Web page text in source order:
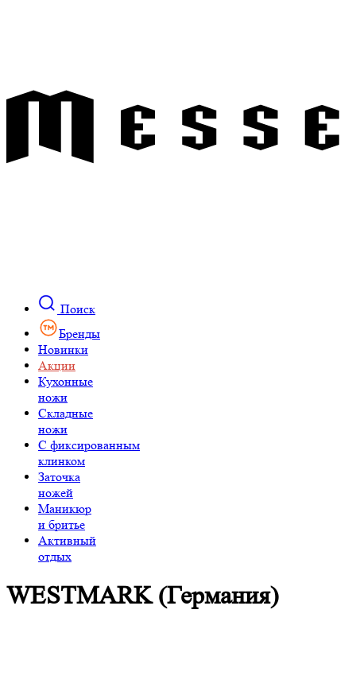
Поиск
Бренды
Новинки
Акции
Кухонные
ножи
Складные
ножи
C фиксированным
клинком
Заточка
ножей
Маникюр
и бритье
Активный
отдых
WESTMARK (Германия)